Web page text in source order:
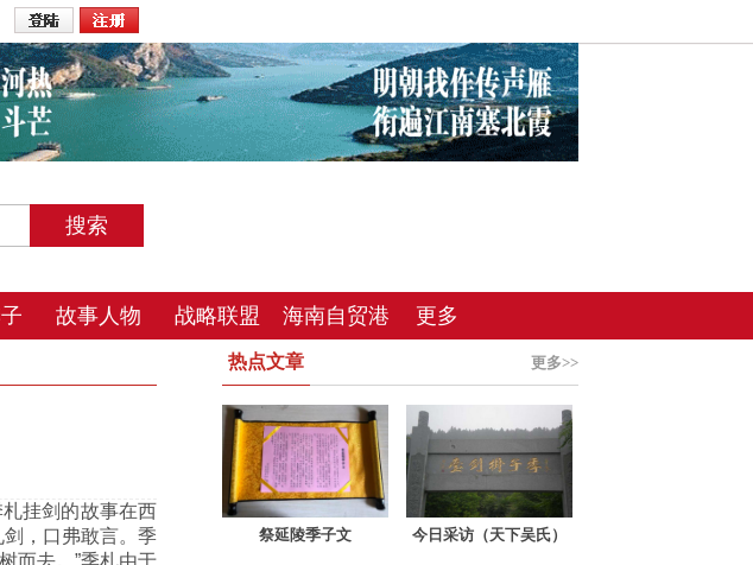
农历丙午年(马) 五月初四 午时
故事人物 战略联盟
海南自贸港
更多
挂剑的故事在西
，口弗敢言。季
而去。”季札由于
热点文章 更多>>
祭延陵季子文
今日采访（天下吴氏）